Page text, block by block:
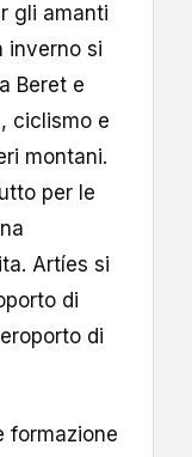
gli amanti
inverno si
Beret e
ciclismo e
montani.
per le
Artíes si
di
di
formazione